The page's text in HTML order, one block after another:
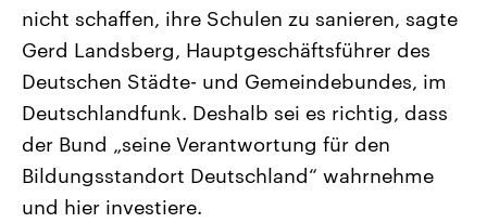
Landtagswahl Sachsen-Anhalt
2026
Alle Informationen
Sachsen-Anhalt wählt am 6.
September 2026 einen neuen
Landtag. Seit 2021 wird das
Bundesland von einer Koalition aus
Umfragen, Prognosen,
Wahlprogramme, aktuelle Berichte
und Hintergründe zu den Parteien
USA
Aktuelle Beiträge,
Hintergründe
Wirtschaftlich und
gehören die Vereinigten
den mächtigsten Ländern
mit großem Einfluss auf
aktuelle Weltgeschehen.
Sendungen Programm
nicht schaffen, ihre Schulen zu sanieren, sagte
Gerd Landsberg, Hauptgeschäftsführer des
Deutschen Städte- und Gemeindebundes, im
Deutschlandfunk. Deshalb sei es richtig, dass
der Bund „seine Verantwortung für den
Bildungsstandort Deutschland“ wahrnehme
und hier investiere.